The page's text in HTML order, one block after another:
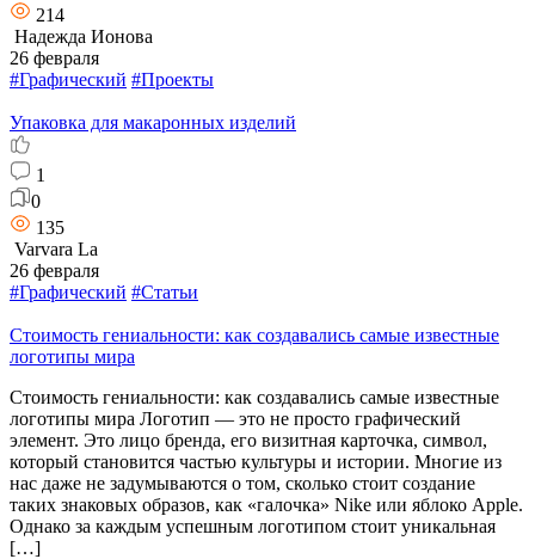
214
Надежда Ионова
26 февраля
#Графический #Проекты
Упаковка для макаронных изделий
1
0
135
Varvara La
26 февраля
#Графический #Статьи
Стоимость гениальности: как создавались самые известные
логотипы мира
Стоимость гениальности: как создавались самые известные
логотипы мира Логотип — это не просто графический
элемент. Это лицо бренда, его визитная карточка, символ,
который становится частью культуры и истории. Многие из
нас даже не задумываются о том, сколько стоит создание
таких знаковых образов, как «галочка» Nike или яблоко Apple.
Однако за каждым успешным логотипом стоит уникальная
[…]